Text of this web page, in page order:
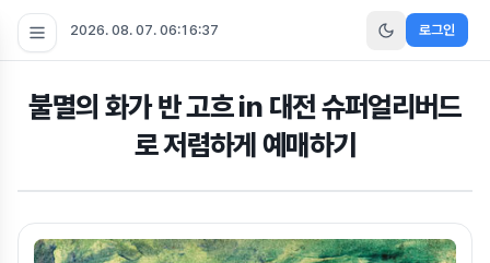
2026. 08. 07. 06:16:38 로그인
불멸의 화가 반 고흐 in 대전 슈퍼얼리버드
로 저렴하게 예매하기